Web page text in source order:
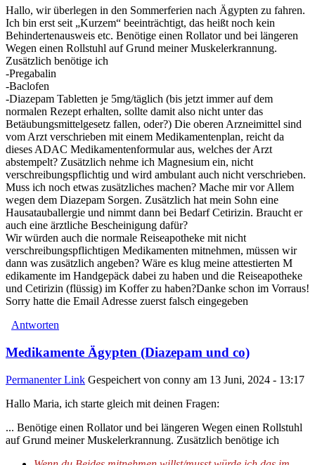
Hallo, wir überlegen in den Sommerferien nach Ägypten zu fahren.
Ich bin erst seit „Kurzem“ beeinträchtigt, das heißt noch kein
Behindertenausweis etc. Benötige einen Rollator und bei längeren
Wegen einen Rollstuhl auf Grund meiner Muskelerkrannung.
Zusätzlich benötige ich
-Pregabalin
-Baclofen
-Diazepam Tabletten je 5mg/täglich (bis jetzt immer auf dem
normalen Rezept erhalten, sollte damit also nicht unter das
Betäubungsmittelgesetz fallen, oder?) Die oberen Arzneimittel sind
vom Arzt verschrieben mit einem Medikamentenplan, reicht da
dieses ADAC Medikamentenformular aus, welches der Arzt
abstempelt? Zusätzlich nehme ich Magnesium ein, nicht
verschreibungspflichtig und wird ambulant auch nicht verschrieben.
Muss ich noch etwas zusätzliches machen? Mache mir vor Allem
wegen dem Diazepam Sorgen. Zusätzlich hat mein Sohn eine
Hausatauballergie und nimmt dann bei Bedarf Cetirizin. Braucht er
auch eine ärztliche Bescheinigung dafür?
Wir würden auch die normale Reiseapotheke mit nicht
verschreibungspflichtigen Medikamenten mitnehmen, müssen wir
dann was zusätzlich angeben? Wäre es klug meine attestierten M
edikamente im Handgepäck dabei zu haben und die Reiseapotheke
und Cetirizin (flüssig) im Koffer zu haben?Danke schon im Vorraus!
Sorry hatte die Email Adresse zuerst falsch eingegeben
Antworten
Medikamente Ägypten (Diazepam und co)
Permanenter Link Gespeichert von conny am 13 Juni, 2024 - 13:17
Hallo Maria, ich starte gleich mit deinen Fragen:
... Benötige einen Rollator und bei längeren Wegen einen Rollstuhl
auf Grund meiner Muskelerkrannung. Zusätzlich benötige ich